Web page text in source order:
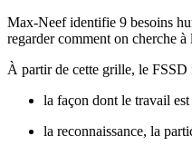
Max-Neef identifie 9 besoins
regarder comment on cherche à
À partir de cette grille, le FSSD
la façon dont le travail est
la reconnaissance, la